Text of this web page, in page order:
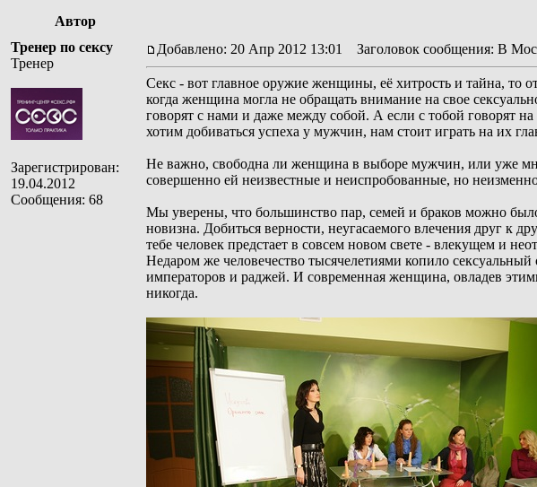
Автор
Тренер по сексу
Тренер
Зарегистрирован:
19.04.2012
Сообщения: 68
Добавлено: 20 Апр 2012 13:01 Заголовок сообщения: В
Секс - вот главное оружие женщины, её хитрость и тайна, то
когда женщина могла не обращать внимание на свое
говорят с нами и даже между собой. А если с тобой говорят
хотим добиваться успеха у мужчин, нам стоит играть на их
Не важно, свободна ли женщина в выборе мужчин, или уже
совершенно ей неизвестные и неиспробованные, но
Мы уверены, что большинство пар, семей и браков можно было
новизна. Добиться верности, неугасаемого влечения друг к
тебе человек предстает в совсем новом свете - влекущем и
Недаром же человечество тысячелетиями копило
императоров и раджей. И современная женщина, овладев
никогда.